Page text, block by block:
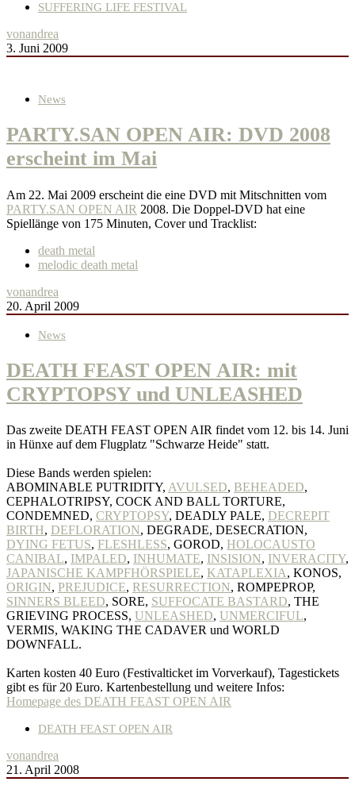
SUFFERING LIFE FESTIVAL
vonandrea
3. Juni 2009
News
PARTY.SAN OPEN AIR: DVD 2008
erscheint im Mai
Am 22. Mai 2009 erscheint die eine DVD mit Mitschnitten vom
PARTY.SAN OPEN AIR 2008. Die Doppel-DVD hat eine
Spiellänge von 175 Minuten, Cover und Tracklist:
death metal
melodic death metal
vonandrea
20. April 2009
News
DEATH FEAST OPEN AIR: mit
CRYPTOPSY und UNLEASHED
Das zweite DEATH FEAST OPEN AIR findet vom 12. bis 14. Juni
in Hünxe auf dem Flugplatz "Schwarze Heide" statt.
Diese Bands werden spielen:
ABOMINABLE PUTRIDITY, AVULSED, BEHEADED,
CEPHALOTRIPSY, COCK AND BALL TORTURE,
CONDEMNED, CRYPTOPSY, DEADLY PALE, DECREPIT
BIRTH, DEFLORATION, DEGRADE, DESECRATION,
DYING FETUS, FLESHLESS, GOROD, HOLOCAUSTO
CANIBAL, IMPALED, INHUMATE, INSISION, INVERACITY,
JAPANISCHE KAMPFHÖRSPIELE, KATAPLEXIA, KONOS,
ORIGIN, PREJUDICE, RESURRECTION, ROMPEPROP,
SINNERS BLEED, SORE, SUFFOCATE BASTARD, THE
GRIEVING PROCESS, UNLEASHED, UNMERCIFUL,
VERMIS, WAKING THE CADAVER und WORLD
DOWNFALL.
Karten kosten 40 Euro (Festivalticket im Vorverkauf), Tagestickets
gibt es für 20 Euro. Kartenbestellung und weitere Infos:
Homepage des DEATH FEAST OPEN AIR
DEATH FEAST OPEN AIR
vonandrea
21. April 2008